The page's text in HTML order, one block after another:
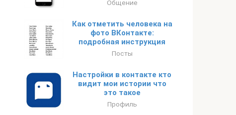
Общение
Как отметить человека на
фото ВКонтакте:
подробная инструкция
Посты
Настройки в контакте кто
видит мои истории что
это такое
Профиль